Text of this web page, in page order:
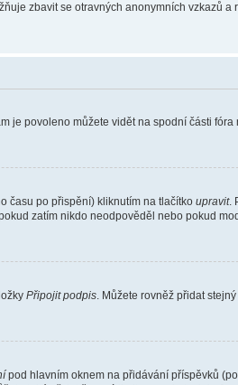
zbavit se otravných anonymních vzkazů a
je povoleno můžete vidět na spodní části fóra
času po přispění) kliknutím na tlačítko upravit.
zatím nikdo neodpověděl nebo pokud
Připojit podpis. Můžete rovněž přidat
pod hlavním oknem na přidávání příspěvků